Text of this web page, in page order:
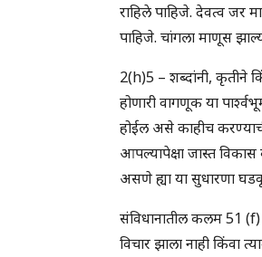
राहिले पाहिजे. देवत्व जर
पाहिजे. चांगला माणूस
2(h)5 – शब्दांनी, कृतीने
होणारी वागणूक या
होईल असे काहीच
आपल्यापेक्षा जास्त
असणे ह्या या सुधारणा
संविधानातील कलम 51 (f)
विचार झाला नाही किंवा